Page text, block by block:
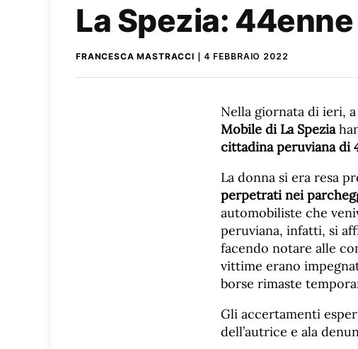
La Spezia:
FRANCESCA MASTRACCI 4 FEBBRAIO 2022
Nella giornata di ieri,
Mobile di La Spezia
cittadina peruviana di
La donna si era resa
perpetrati nei
automobiliste che
peruviana, infatti, si
facendo notare alle
vittime erano
borse rimaste
Gli accertamenti
dell’autrice e ala